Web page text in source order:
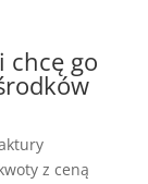
chcę go
z ceną